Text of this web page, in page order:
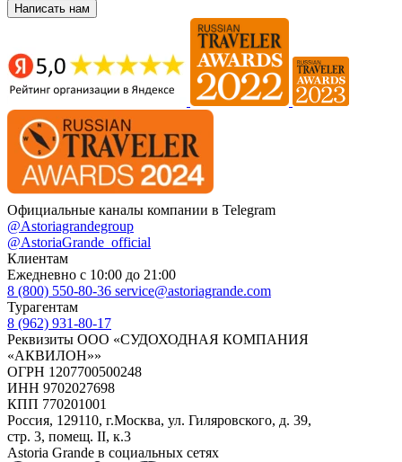
Написать нам
Официальные каналы компании в Telegram
@Astoriagrandegroup
@AstoriaGrande_official
Клиентам
Ежедневно с 10:00 до 21:00
8 (800) 550-80-36 service@astoriagrande.com
Турагентам
8 (962) 931-80-17
Реквизиты ООО «СУДОХОДНАЯ КОМПАНИЯ
«АКВИЛОН»»
ОГРН 1207700500248
ИНН 9702027698
КПП 770201001
Россия, 129110, г.Москва, ул. Гиляровского, д. 39,
стр. 3, помещ. II, к.3
Astoria Grande в социальных сетях